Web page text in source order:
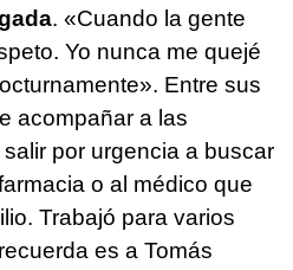
. «Cuando la gente
Yo nunca me quejé
Entre sus
acompañar a las
por urgencia a buscar
o al médico que
Trabajó para varios
es a Tomás